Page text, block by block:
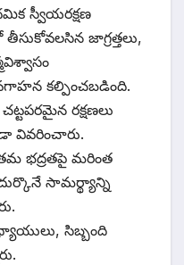
స్వీయరక్షణ
తీసుకోవలసిన జాగ్రత్తలు,
కల్పించబడింది.
రక్షణలు
భద్రతపై మరింత
సామర్థ్యాన్ని
సిబ్బంది